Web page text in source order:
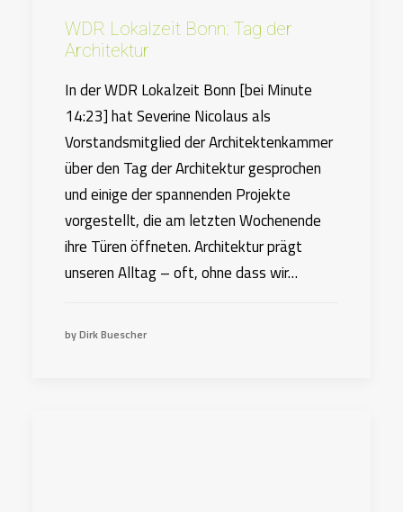
WDR Lokalzeit Bonn: Tag der
Architektur
In der WDR Lokalzeit Bonn [bei Minute
14:23] hat Severine Nicolaus als
Vorstandsmitglied der Architektenkammer
über den Tag der Architektur gesprochen
und einige der spannenden Projekte
vorgestellt, die am letzten Wochenende
ihre Türen öffneten. Architektur prägt
unseren Alltag – oft, ohne dass wir…
by Dirk Buescher